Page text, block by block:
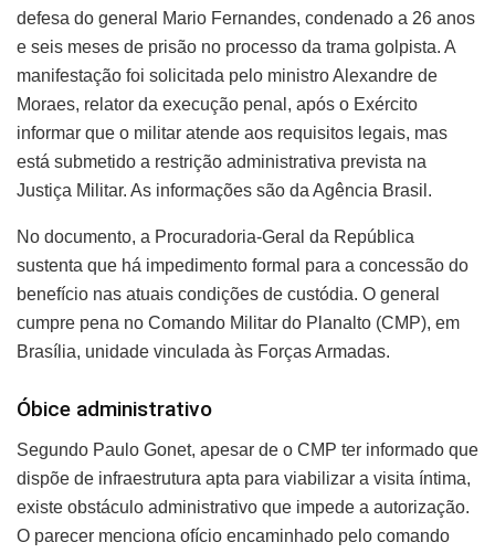
defesa do general Mario Fernandes, condenado a 26 anos
e seis meses de prisão no processo da trama golpista. A
manifestação foi solicitada pelo ministro Alexandre de
Moraes, relator da execução penal, após o Exército
informar que o militar atende aos requisitos legais, mas
está submetido a restrição administrativa prevista na
Justiça Militar. As informações são da Agência Brasil.
No documento, a Procuradoria-Geral da República
sustenta que há impedimento formal para a concessão do
benefício nas atuais condições de custódia. O general
cumpre pena no Comando Militar do Planalto (CMP), em
Brasília, unidade vinculada às Forças Armadas.
Óbice administrativo
Segundo Paulo Gonet, apesar de o CMP ter informado que
dispõe de infraestrutura apta para viabilizar a visita íntima,
existe obstáculo administrativo que impede a autorização.
O parecer menciona ofício encaminhado pelo comando